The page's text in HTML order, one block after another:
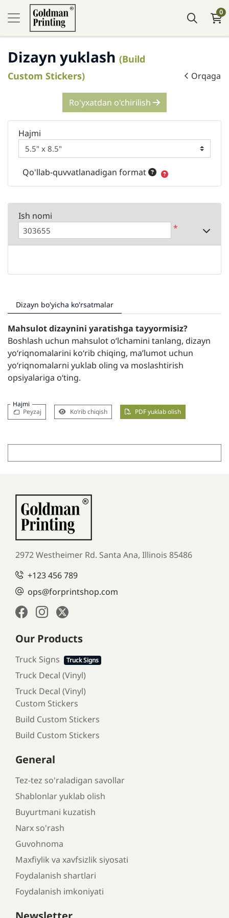
0
Dizayn yuklash (Build
Custom Stickers)
Orqaga
Dizayn bo'yicha ko'rsatmalar
Mahsulot dizaynini yaratishga tayyormisiz?
Boshlash uchun mahsulot oʻlchamini tanlang, dizayn
yoʻriqnomalarini koʻrib chiqing, maʼlumot uchun
yoʻriqnomalarni yuklab oling va moslashtirish
opsiyalariga oʻting.
Hajmi
Peyzaj
Ko‘rib chiqish PDF yuklab olish
Ro'yxatdan o'chirilish
Hajmi
Qo'llab-quvvatlanadigan format
Ish nomi
*
2972 Westheimer Rd. Santa Ana, Illinois 85486
+123 456 789
ops@forprintshop.com
General
Tez-tez so'raladigan savollar
Shablonlar yuklab olish
Buyurtmani kuzatish
Narx so'rash
Guvohnoma
Maxfiylik va xavfsizlik siyosati
Foydalanish shartlari
Foydalanish imkoniyati
Our Products
Truck Signs Truck Signs
Truck Decal (Vinyl)
Truck Decal (Vinyl)
Custom Stickers
Build Custom Stickers
Build Custom Stickers